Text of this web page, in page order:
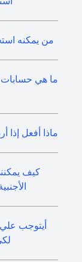
من يمكنه
ما هي حسابات
ماذا أفعل إذا
كيف
أيتوجب